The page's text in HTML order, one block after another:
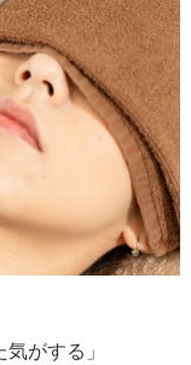
がする」